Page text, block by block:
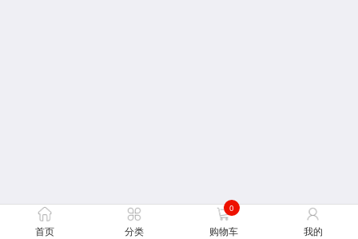
首页 分类
0
购物车 我的